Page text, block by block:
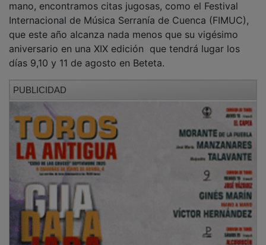
PUBLICIDAD
Con medio siglo de vida, el Festival Internacional de
Teatro Contemporáneo (FITC) Lazarillo llega cada mes
de agosto para tratar de acercar al público manchego
producciones teatrales contemporáneas de calidad,